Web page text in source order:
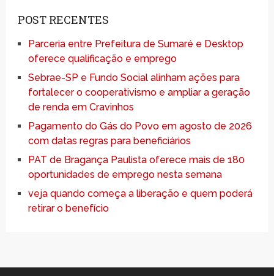
POST RECENTES
Parceria entre Prefeitura de Sumaré e Desktop
oferece qualificação e emprego
Sebrae-SP e Fundo Social alinham ações para
fortalecer o cooperativismo e ampliar a geração
de renda em Cravinhos
Pagamento do Gás do Povo em agosto de 2026
com datas regras para beneficiários
PAT de Bragança Paulista oferece mais de 180
oportunidades de emprego nesta semana
veja quando começa a liberação e quem poderá
retirar o benefício